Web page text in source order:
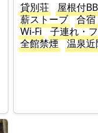
貸別荘
屋根付
薪ストーブ
合宿
Wi-Fi
子連れ・
全館禁煙
温泉近